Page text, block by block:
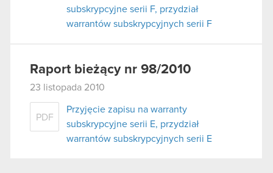
subskrypcyjne serii F, przydział
warrantów subskrypcyjnych serii F
Raport bieżący nr 98/2010
23 listopada 2010
PDF
Przyjęcie zapisu na warranty
subskrypcyjne serii E, przydział
warrantów subskrypcyjnych serii E